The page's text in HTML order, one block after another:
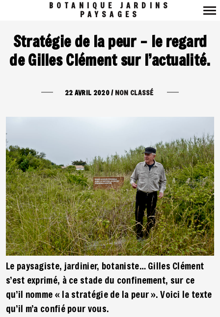
principale
BOTANIQUE JARDINS
PAYSAGES
Stratégie de la peur – le regard
de Gilles Clément sur l’actualité.
22 AVRIL 2020/ NON CLASSÉ
Le paysagiste, jardinier, botaniste… Gilles Clément
s’est exprimé, à ce stade du confinement, sur ce
qu’il nomme « la stratégie de la peur ». Voici le texte
qu’il m’a confié pour vous.